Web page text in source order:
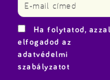
Ha folytatod, azzal
elfogadod az
adatvédelmi
szabályzatot